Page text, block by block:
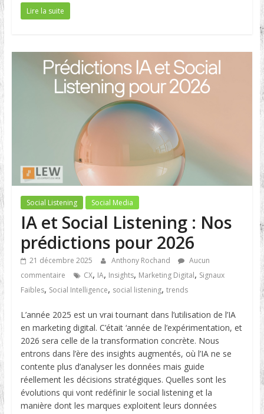
Lire la suite
Social Listening Social Media
IA et Social Listening : Nos
prédictions pour 2026
21 décembre 2025 Anthony Rochand
Aucun
commentaire
CX, IA, Insights, Marketing Digital, Signaux
Faibles, Social Intelligence, social listening, trends
L’année 2025 est un vrai tournant dans l’utilisation de l’IA
en marketing digital. C’était ‘année de l’expérimentation, et
2026 sera celle de la transformation concrète. Nous
entrons dans l’ère des insights augmentés, où l’IA ne se
contente plus d’analyser les données mais guide
réellement les décisions stratégiques. Quelles sont les
évolutions qui vont redéfinir le social listening et la
manière dont les marques exploitent leurs données